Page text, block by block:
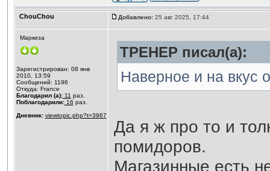
ChouChou Добавлено:25 авг 2025, 17:44
Маркиза
Зарегистрирован: 08 янв
2010, 13:59
Сообщений: 1196
Откуда: France
Благодарил (а):11 раз.
Поблагодарили:16 раз.
Дневник: viewtopic.php?t=3967
ТРЕНЕР писал(а):
Наверное и на вкус
Да я ж про то и
помидоров.
Магазинные есть